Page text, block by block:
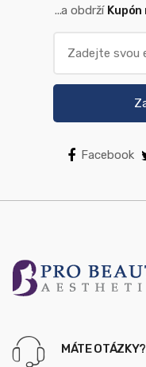
...a obdrží
Facebook
MÁTE